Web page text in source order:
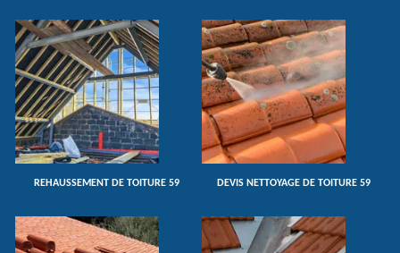
REHAUSSEMENT DE TOITURE 59 DEVIS NETTOYAGE DE TOITURE 59